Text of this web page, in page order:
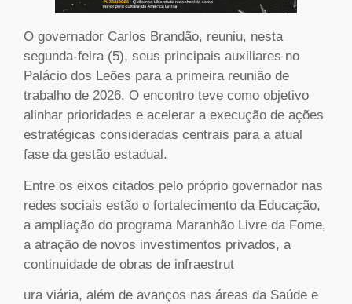
O governador Carlos Brandão, reuniu, nesta
segunda-feira (5), seus principais auxiliares no
Palácio dos Leões para a primeira reunião de
trabalho de 2026. O encontro teve como objetivo
alinhar prioridades e acelerar a execução de ações
estratégicas consideradas centrais para a atual
fase da gestão estadual.
Entre os eixos citados pelo próprio governador nas
redes sociais estão o fortalecimento da Educação,
a ampliação do programa Maranhão Livre da Fome,
a atração de novos investimentos privados, a
continuidade de obras de infraestrut
ura viária, além de avanços nas áreas da Saúde e